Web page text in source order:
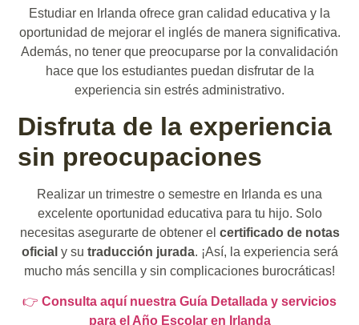
Estudiar en Irlanda ofrece gran calidad educativa y la
oportunidad de mejorar el inglés de manera significativa.
Además, no tener que preocuparse por la convalidación
hace que los estudiantes puedan disfrutar de la
experiencia sin estrés administrativo.
Disfruta de la experiencia
sin preocupaciones
Realizar un trimestre o semestre en Irlanda es una
excelente oportunidad educativa para tu hijo. Solo
necesitas asegurarte de obtener el certificado de notas
oficial y su traducción jurada. ¡Así, la experiencia será
mucho más sencilla y sin complicaciones burocráticas!
👉 Consulta aquí nuestra Guía Detallada y servicios
para el Año Escolar en Irlanda